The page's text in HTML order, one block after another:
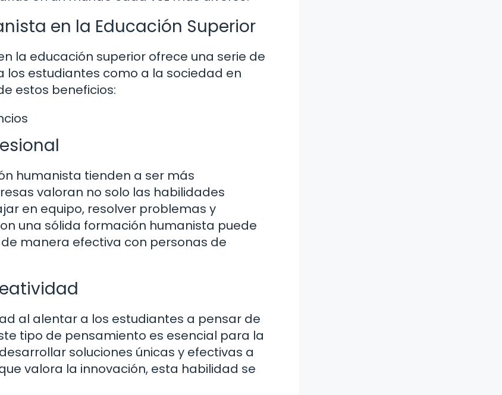
en la Educación Superior
la educación superior ofrece una serie de
estudiantes como a la sociedad en
estos beneficios:
humanista tienden a ser más
valoran no solo las habilidades
en equipo, resolver problemas y
una sólida formación humanista puede
manera efectiva con personas de
al alentar a los estudiantes a pensar de
tipo de pensamiento es esencial para la
soluciones únicas y efectivas a
valora la innovación, esta habilidad se